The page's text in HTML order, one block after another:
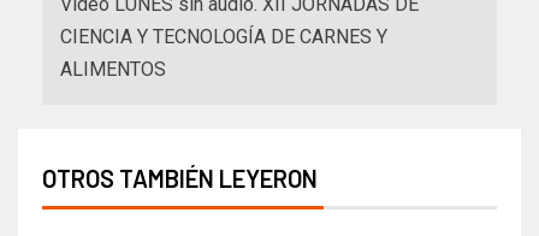
CIENCIA Y TECNOLOGÍA DE CARNES Y
ALIMENTOS
OTROS TAMBIÉN LEYERON